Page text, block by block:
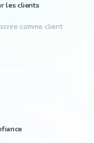
les clients
comme client